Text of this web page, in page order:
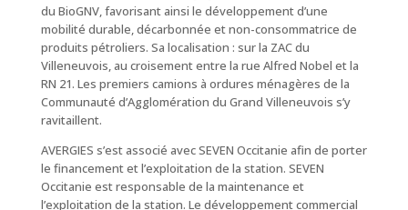
du BioGNV, favorisant ainsi le développement d’une
mobilité durable, décarbonnée et non-consommatrice de
produits pétroliers. Sa localisation : sur la ZAC du
Villeneuvois, au croisement entre la rue Alfred Nobel et la
RN 21. Les premiers camions à ordures ménagères de la
Communauté d’Agglomération du Grand Villeneuvois s’y
ravitaillent.
AVERGIES s’est associé avec SEVEN Occitanie afin de porter
le financement et l’exploitation de la station. SEVEN
Occitanie est responsable de la maintenance et
l’exploitation de la station. Le développement commercial